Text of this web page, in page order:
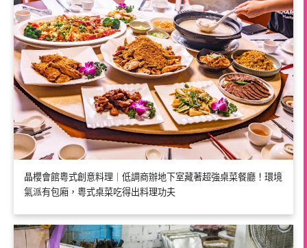
晶櫻會館粵式創意料理｜低調商辦地下室藏著超強桌菜餐廳！環境
氣派有包廂，粵式桌菜吃得出料理功夫